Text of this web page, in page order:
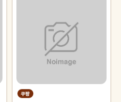
쿠팡